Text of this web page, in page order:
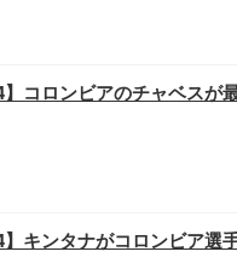
】コロンビアのチャベスが
】キンタナがコロンビア選